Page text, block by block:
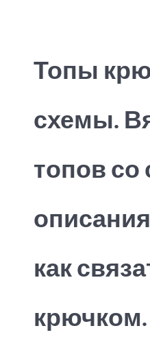
Топы
схемы.
топов со
как
крючком.